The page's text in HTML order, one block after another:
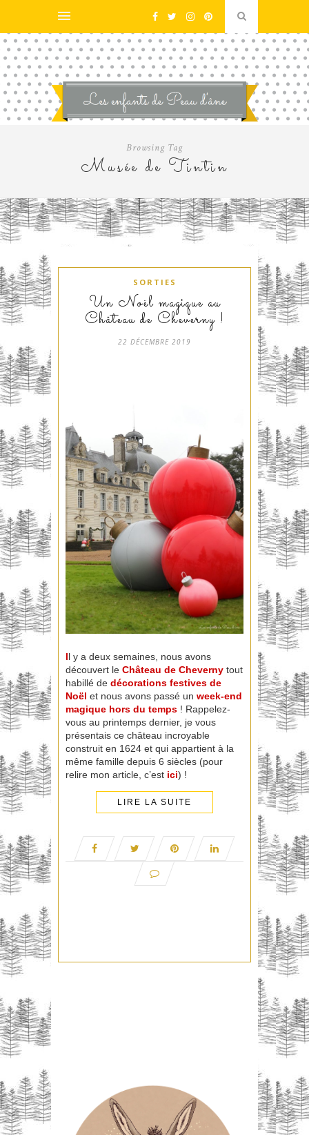
Browsing Tag
Musée de Tintin
SORTIES
Un Noël magique au
Château de Cheverny !
22 DÉCEMBRE 2019
Il y a deux semaines, nous avons
découvert le Château de Cheverny tout
habillé de décorations festives de
Noël et nous avons passé un week-end
magique hors du temps ! Rappelez-
vous au printemps dernier, je vous
présentais ce château incroyable
construit en 1624 et qui appartient à la
même famille depuis 6 siècles (pour
relire mon article, c’est ici) !
LIRE LA SUITE